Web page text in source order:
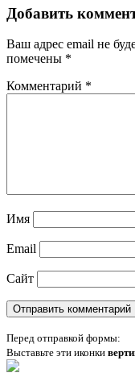
Добавить
Ваш адрес email не
помечены *
Комментарий *
Имя
Email
Сайт
Перед отправкой формы:
Выставьте эти иконки